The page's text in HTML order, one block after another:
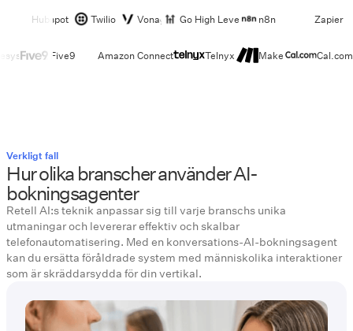
Hubspot Twilio Vonage Go High Level n8n Zapier
Five9 Amazon Connect Telnyx Make Cal.com
Verkligt fall
Hur olika branscher använder AI-
bokningsagenter
Retell AI:s teknik anpassar sig till varje branschs unika
utmaningar och levererar effektiv och skalbar
telefonautomatisering. Med en konversations-AI-bokningsagent
kan du ersätta föråldrade system med människolika interaktioner
som är skräddarsydda för din vertikal.